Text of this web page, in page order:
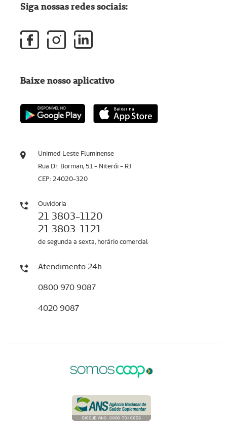
Unimed Leste Fluminense
Rua Dr. Borman, 51 - Niterói - RJ
CEP: 24020-320
Ouvidoria
21 3803-1120
21 3803-1121
de segunda a sexta, horário comercial
Atendimento 24h
0800 970 9087
4020 9087
Siga nossas redes sociais:
Baixe nosso aplicativo